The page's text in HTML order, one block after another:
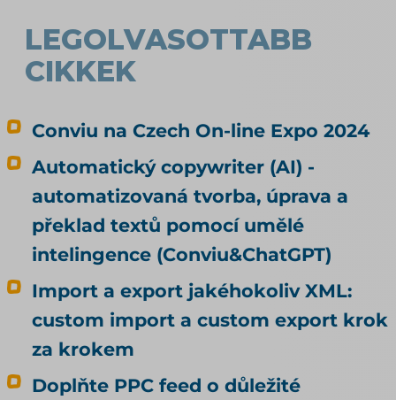
LEGOLVASOTTABB
CIKKEK
Conviu na Czech On-line Expo 2024
Automatický copywriter (AI) -
automatizovaná tvorba, úprava a
překlad textů pomocí umělé
intelingence (Conviu&ChatGPT)
Import a export jakéhokoliv XML:
custom import a custom export krok
za krokem
Doplňte PPC feed o důležité